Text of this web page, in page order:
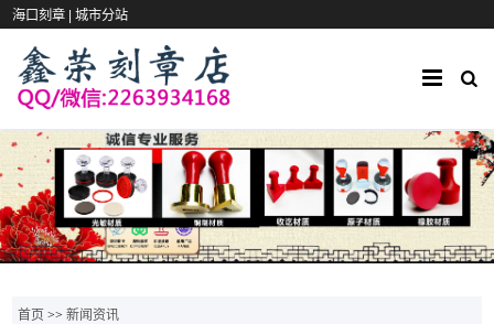
海口刻章 |城市分站
首页 >>新闻资讯